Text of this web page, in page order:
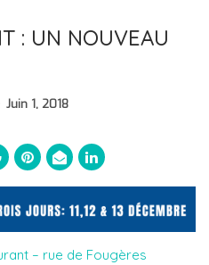
: UN NOUVEAU
Juin 1, 2018
– rue de Fougères